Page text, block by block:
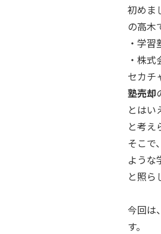
初めま
の高木
・学
・株
セカチ
塾売却
とはい
と考え
そこで
ような
と照ら
今回は
す。